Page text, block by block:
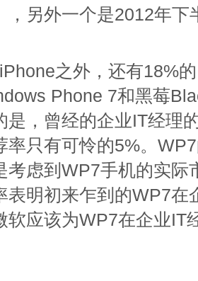
，另外一个是2012年下
之外，还有18%
Phone 7和黑莓
是，曾经的企业IT经
率只有可怜的5%。
考虑到WP7手机的实际
表明初来乍到的WP7在
软应该为WP7在企业IT